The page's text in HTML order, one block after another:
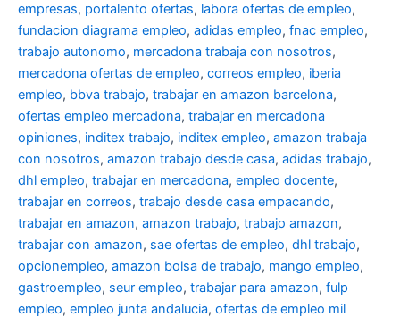
empresas, portalento ofertas, labora ofertas de empleo,
fundacion diagrama empleo, adidas empleo, fnac empleo,
trabajo autonomo, mercadona trabaja con nosotros,
mercadona ofertas de empleo, correos empleo, iberia
empleo, bbva trabajo, trabajar en amazon barcelona,
ofertas empleo mercadona, trabajar en mercadona
opiniones, inditex trabajo, inditex empleo, amazon trabaja
con nosotros, amazon trabajo desde casa, adidas trabajo,
dhl empleo, trabajar en mercadona, empleo docente,
trabajar en correos, trabajo desde casa empacando,
trabajar en amazon, amazon trabajo, trabajo amazon,
trabajar con amazon, sae ofertas de empleo, dhl trabajo,
opcionempleo, amazon bolsa de trabajo, mango empleo,
gastroempleo, seur empleo, trabajar para amazon, fulp
empleo, empleo junta andalucia, ofertas de empleo mil